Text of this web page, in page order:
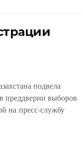
подвела
преддверии выборов
на пресс-службу